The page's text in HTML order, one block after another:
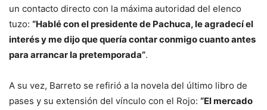
un contacto directo con la máxima autoridad del elenco
tuzo: “Hablé con el presidente de Pachuca, le agradecí el
interés y me dijo que quería contar conmigo cuanto antes
para arrancar la pretemporada”.
A su vez, Barreto se refirió a la novela del último libro de
pases y su extensión del vínculo con el Rojo: “El mercado